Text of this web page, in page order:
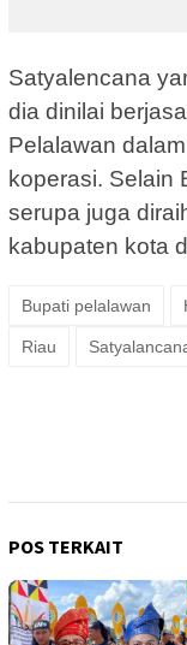
Satyalencana
dia dinilai
Pelalawan
koperasi. Selain
serupa juga
kabupaten kota
Bupati pelalawan
Riau
POS TERKAIT